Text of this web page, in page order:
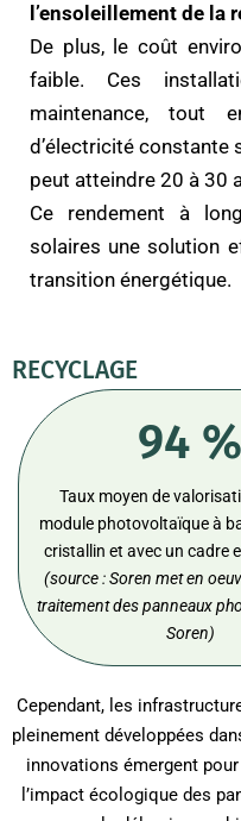
l’ensoleillement de la
De plus, le coût
faible. Ces
maintenance, tout
d’électricité constante
peut atteindre 20 à 30
Ce rendement à
solaires une solution
transition énergétique.
RECYCLAGE
94 %
Taux moyen de
module photovoltaïque à
cristallin et avec un cadre
(source :Soren met en
traitement des panneaux
Soren)
Cependant, les
pleinement développées
innovations émergent
l’impact écologique des